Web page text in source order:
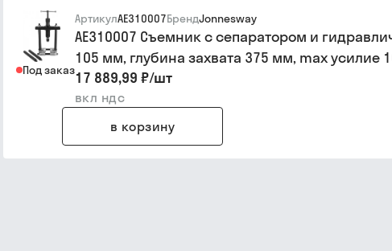
Под заказ
АртикулAE310007БрендJonnesway
AE310007 Cъемник с сепаратором и
105 мм, глубина захвата 375 мм, max усилие
17 889,99 ₽/шт
вкл ндс
в корзину